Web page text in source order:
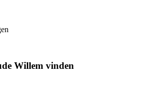
Willem vinden